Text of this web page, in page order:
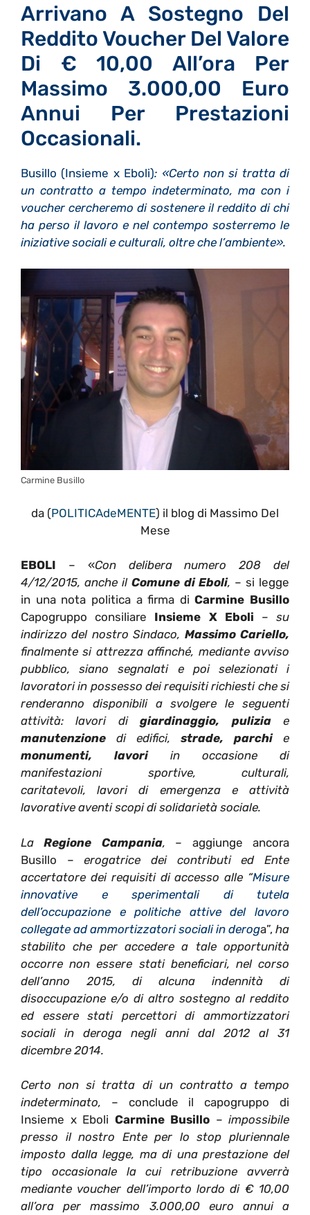
Arrivano A Sostegno Del
Reddito Voucher Del Valore
Di € 10,00 All’ora Per
Massimo 3.000,00 Euro
Annui Per Prestazioni
Occasionali.
Busillo (Insieme x Eboli): «Certo non si tratta di
un contratto a tempo indeterminato, ma con i
voucher cercheremo di sostenere il reddito di chi
ha perso il lavoro e nel contempo sosterremo le
iniziative sociali e culturali, oltre che l’ambiente».
Carmine Busillo
da (POLITICAdeMENTE) il blog di Massimo Del
Mese
EBOLI – «Con delibera numero 208 del
4/12/2015, anche il Comune di Eboli, – si legge
in una nota politica a firma di Carmine Busillo
Capogruppo consiliare Insieme X Eboli –su
indirizzo del nostro Sindaco, Massimo Cariello,
finalmente si attrezza affinché, mediante avviso
pubblico, siano segnalati e poi selezionati i
lavoratori in possesso dei requisiti richiesti che si
renderanno disponibili a svolgere le seguenti
attività: lavori digiardinaggio, puliziae
manutenzione di edifici, strade, parchie
monumenti, lavoriin occasione di
manifestazioni sportive, culturali,
caritatevoli, lavori di emergenza e attività
lavorative aventi scopi di solidarietà sociale.
LaRegione Campania, – aggiunge ancora
Busillo –erogatrice dei contributi ed Ente
accertatore dei requisiti di accesso alle “Misure
innovative e sperimentali di tutela
dell’occupazione e politiche attive del lavoro
collegate ad ammortizzatori sociali in deroga”, ha
stabilito che per accedere a tale opportunità
occorre non essere stati beneficiari, nel corso
dell’anno 2015, di alcuna indennità di
disoccupazione e/o di altro sostegno al reddito
ed essere stati percettori di ammortizzatori
sociali in deroga negli anni dal 2012 al 31
dicembre 2014.
Certo non si tratta di un contratto a tempo
indeterminato, – conclude il capogruppo di
Insieme x Eboli Carmine Busillo – impossibile
presso il nostro Ente per lo stop pluriennale
imposto dalla legge, ma di una prestazione del
tipo occasionale la cui retribuzione avverrà
mediante voucher dell’importo lordo di € 10,00
all’ora per massimo 3.000,00 euro annui a